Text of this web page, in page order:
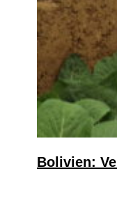
Bolivien: